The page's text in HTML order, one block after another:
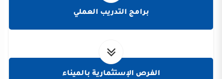
برامج التدريب العملي
الفرص الإستثمارية بالميناء